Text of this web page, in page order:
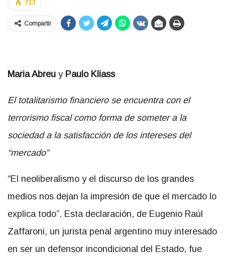
713
Compartir
Maria Abreu y Paulo Kliass
El totalitarismo financiero se encuentra con el
terrorismo fiscal como forma de someter a la
sociedad a la satisfacción de los intereses del
“mercado”
“El neoliberalismo y el discurso de los grandes
medios nos dejan la impresión de que el mercado lo
explica todo”. Esta declaración, de Eugenio Raúl
Zaffaroni, un jurista penal argentino muy interesado
en ser un defensor incondicional del Estado, fue